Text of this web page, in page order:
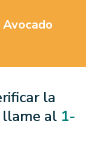
la
llame al 1-